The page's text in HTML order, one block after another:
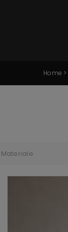
Home >
Materiale